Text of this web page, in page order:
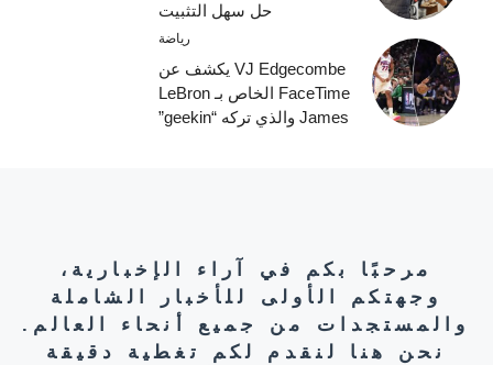
حل سهل التثبيت
رياضة
VJ Edgecombe يكشف عن
FaceTime الخاص بـ LeBron
James والذي تركه “geekin”
مرحبًا بكم في آراء الإخبارية،
وجهتكم الأولى للأخبار الشاملة
والمستجدات من جميع أنحاء العالم.
نحن هنا لنقدم لكم تغطية دقيقة